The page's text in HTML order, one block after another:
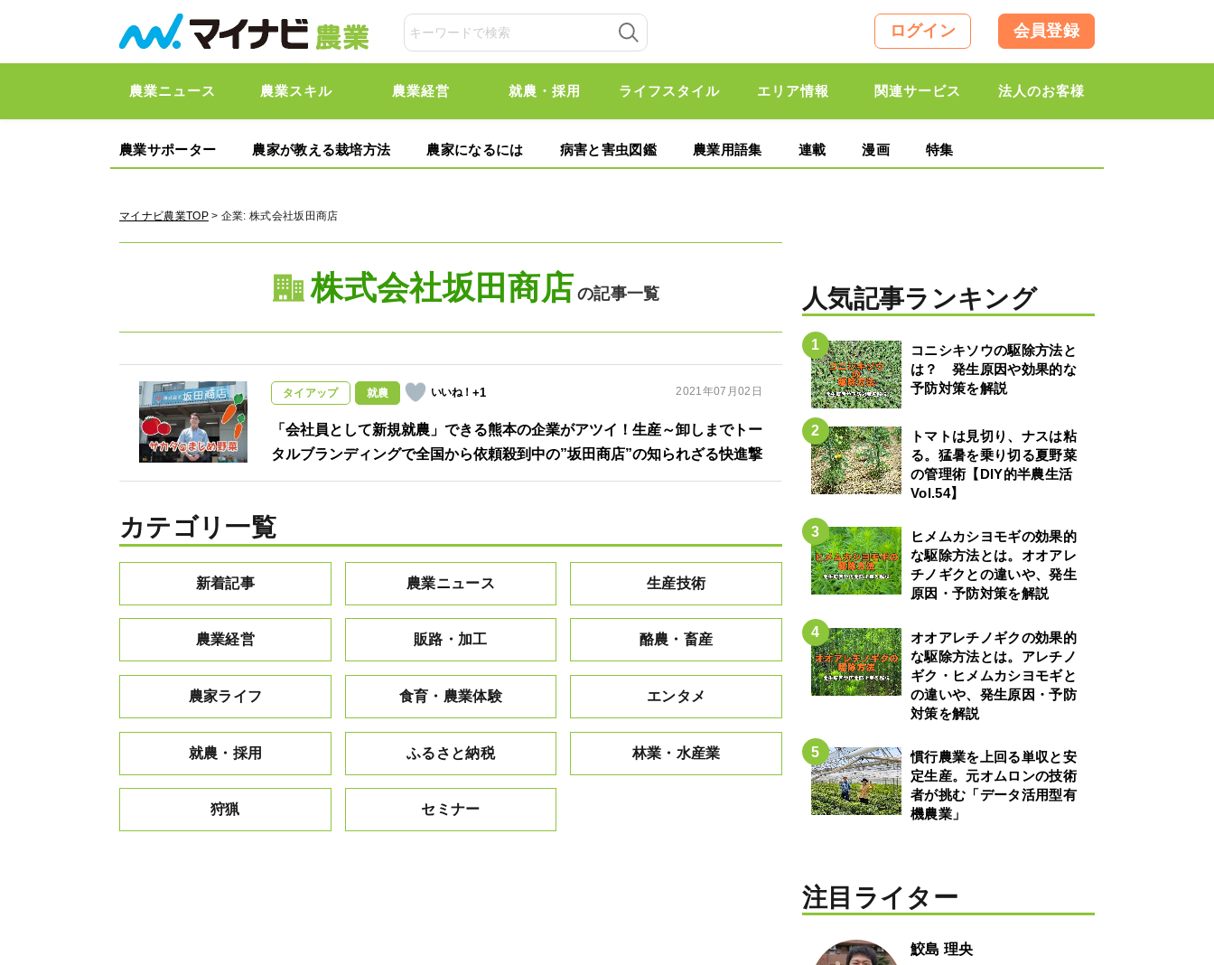
ログイン 会員登録
農業ニュース 農業スキル 農業経営 就農・採用 ライフスタイル エリア情報 関連サービス 法人のお客様
農業サポーター 農家が教える栽培方法 農家になるには 病害と害虫図鑑 農業用語集 連載 漫画 特集
マイナビ農業TOP> 企業:株式会社坂田商店
株式会社坂田商店 の記事一覧
タイアップ 就農 +1 2021年07月02日
「会社員として新規就農」できる熊本の企業がアツイ！生産～卸しまでトー
タルブランディングで全国から依頼殺到中の”坂田商店”の知られざる快進撃
カテゴリ一覧
新着記事 農業ニュース 生産技術
農業経営 販路・加工 酪農・畜産
農家ライフ 食育・農業体験 エンタメ
就農・採用 ふるさと納税 林業・水産業
狩猟 セミナー
人気記事ランキング
コニシキソウの駆除方法と
は？ 発生原因や効果的な
予防対策を解説
トマトは見切り、ナスは粘
る。猛暑を乗り切る夏野菜
の管理術【DIY的半農生活
Vol.54】
ヒメムカシヨモギの効果的
な駆除方法とは。オオアレ
チノギクとの違いや、発生
原因・予防対策を解説
オオアレチノギクの効果的
な駆除方法とは。アレチノ
ギク・ヒメムカシヨモギと
の違いや、発生原因・予防
対策を解説
慣行農業を上回る単収と安
定生産。元オムロンの技術
者が挑む「データ活用型有
機農業」
注目ライター
鮫島 理央